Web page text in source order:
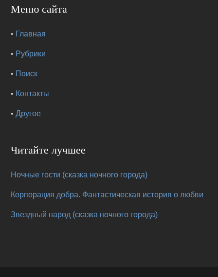
Меню сайта
• Главная
• Рубрики
• Поиск
• Контакты
•Другое
Читайте лучшее
Ночные гости (сказка ночного города)
Корпорация добра. Фантастическая история о любви
Звездный народ (сказка ночного города)